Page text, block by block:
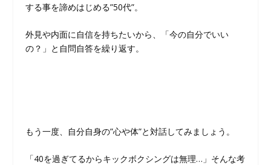
する事を諦めはじめる”50代”。
外見や内面に自信を持ちたいから、「今の自分でいい
の？」と自問自答を繰り返す。
もう一度、自分自身の”心や体”と対話してみましょう。
「40を過ぎてるからキックボクシングは無理…」そんな考